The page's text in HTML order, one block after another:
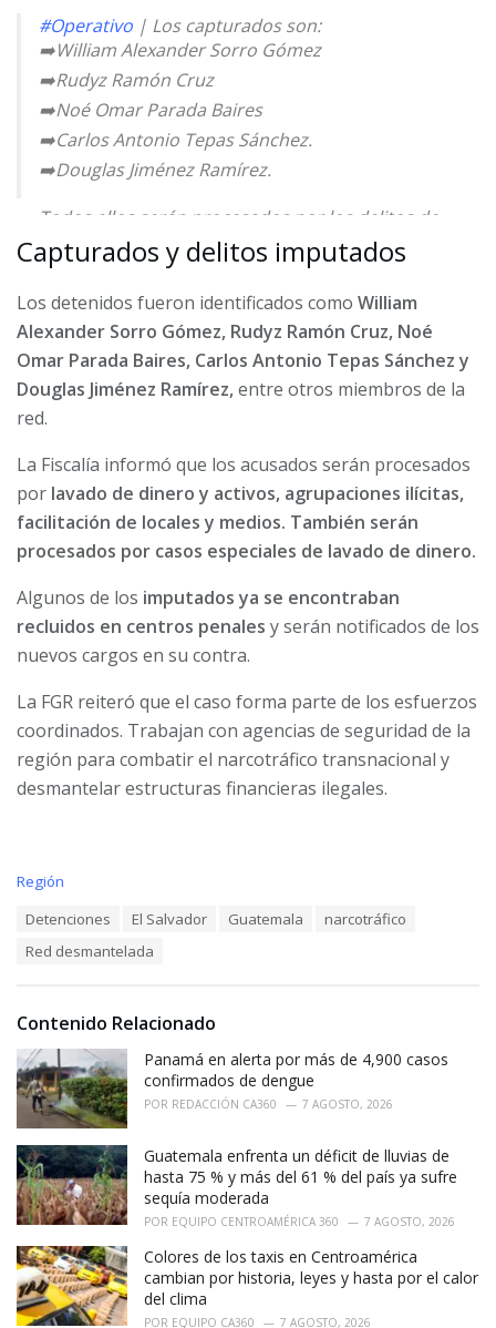
#Operativo | Los capturados son:
➡️William Alexander Sorro Gómez
➡️Rudyz Ramón Cruz
➡️Noé Omar Parada Baires
➡️Carlos Antonio Tepas Sánchez.
➡️Douglas Jiménez Ramírez.
Todos ellos serán procesados por los delitos de
lavado de dinero y activos, agrupaciones ilícitas,…
pic.twitter.com/24XjcGkTDj
— Fiscalía General de la República El Salvador
(@FGR_SV)November 7, 2025
Capturados y delitos imputados
Los detenidos fueron identificados como William
Alexander Sorro Gómez, Rudyz Ramón Cruz, Noé
Omar Parada Baires, Carlos Antonio Tepas Sánchez y
Douglas Jiménez Ramírez,entre otros miembros de la
red.
La Fiscalía informó que los acusados serán procesados
por lavado de dinero y activos, agrupaciones ilícitas,
facilitación de locales y medios. También serán
procesados por casos especiales de lavado de dinero.
Algunos de los imputados ya se encontraban
recluidos en centros penales y serán notificados de los
nuevos cargos en su contra.
La FGR reiteró que el caso forma parte de los esfuerzos
coordinados. Trabajan con agencias de seguridad de la
región para combatir el narcotráfico transnacional y
desmantelar estructuras financieras ilegales.
C
i
s
:
Región
Detenciones El Salvador Guatemala
narcotráfico
Red desmantelada
Contenido Relacionado
Panamá en alerta por más de 4,900 casos
confirmados de dengue
POR REDACCIÓN CA360 7 AGOSTO, 2026
Guatemala enfrenta un déficit de lluvias de
hasta 75 % y más del 61 % del país ya sufre
sequía moderada
POR EQUIPO CENTROAMÉRICA 360 7 AGOSTO, 2026
Colores de los taxis en Centroamérica
cambian por historia, leyes y hasta por el calor
del clima
POR EQUIPO CA360 7 AGOSTO, 2026